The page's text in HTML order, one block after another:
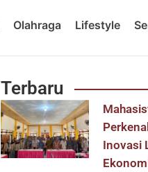
Olahraga Lifestyle
Terbaru
Inovasi